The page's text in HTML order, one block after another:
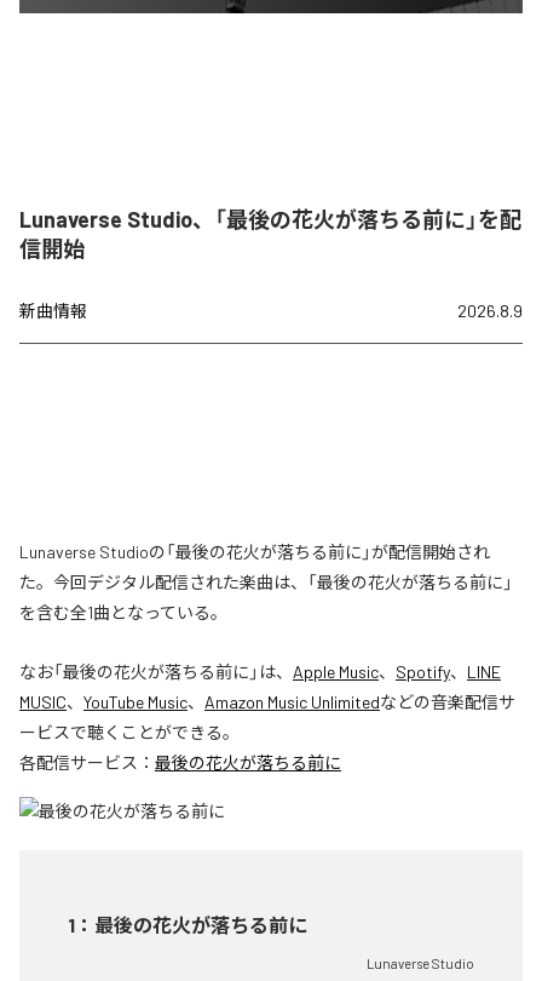
Lunaverse Studio、「最後の花火が落ちる前に」を配
信開始
新曲情報 2026.8.9
Lunaverse Studioの「最後の花火が落ちる前に」が配信開始され
た。今回デジタル配信された楽曲は、「最後の花火が落ちる前に」
を含む全1曲となっている。
なお「最後の花火が落ちる前に 」は、 Apple Music、 Spotify、 LINE
MUSIC、 YouTube Music、 Amazon Music Unlimitedなどの音楽配信サ
ービスで聴くことができる。
各配信サービス： 最後の花火が落ちる前に
1 ： 最後の花火が落ちる前に
Lunaverse Studio